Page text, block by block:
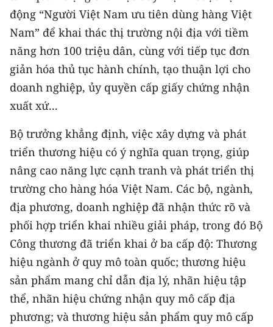
động “Người Việt Nam ưu tiên dùng hàng Việt
Nam” để khai thác thị trường nội địa với tiềm
năng hơn 100 triệu dân, cùng với tiếp tục đơn
giản hóa thủ tục hành chính, tạo thuận lợi cho
doanh nghiệp, ủy quyền cấp giấy chứng nhận
xuất xứ...
Bộ trưởng khẳng định, việc xây dựng và phát
triển thương hiệu có ý nghĩa quan trọng, giúp
nâng cao năng lực cạnh tranh và phát triển thị
trường cho hàng hóa Việt Nam. Các bộ, ngành,
địa phương, doanh nghiệp đã nhận thức rõ và
phối hợp triển khai nhiều giải pháp, trong đó Bộ
Công thương đã triển khai ở ba cấp độ: Thương
hiệu ngành ở quy mô toàn quốc; thương hiệu
sản phẩm mang chỉ dẫn địa lý, nhãn hiệu tập
thể, nhãn hiệu chứng nhận quy mô cấp địa
phương; và thương hiệu sản phẩm quy mô cấp